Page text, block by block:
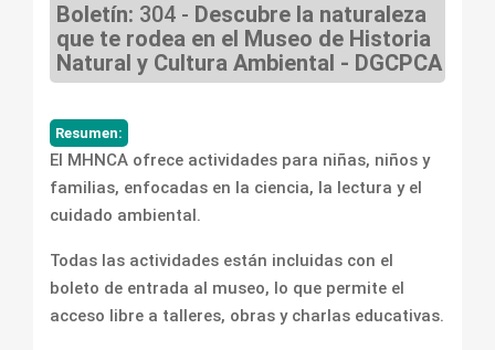
Boletín: 304 - Descubre la naturaleza
que te rodea en el Museo de Historia
Natural y Cultura Ambiental - DGCPCA
Resumen:
El MHNCA ofrece actividades para niñas, niños y
familias, enfocadas en la ciencia, la lectura y el
cuidado ambiental.
Todas las actividades están incluidas con el
boleto de entrada al museo, lo que permite el
acceso libre a talleres, obras y charlas educativas.